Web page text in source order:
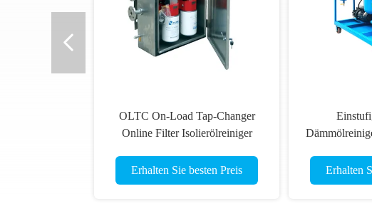
OLTC On-Load Tap-Changer
Online Filter Isolierölreiniger
Erhalten Sie besten Preis
Erhalten